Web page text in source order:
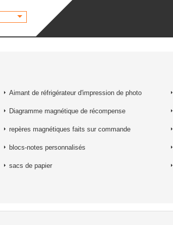
Aimant de réfrigérateur d'impression de photo
Diagramme magnétique de récompense
repères magnétiques faits sur commande
blocs-notes personnalisés
sacs de papier